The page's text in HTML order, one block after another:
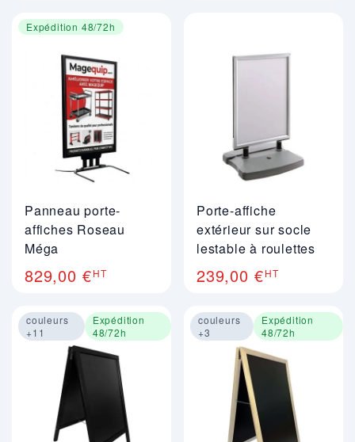
Expédition 48/72h
Panneau porte-
affiches Roseau
Méga
829,00 €HT
Porte-affiche
extérieur sur socle
lestable à roulettes
239,00 €HT
couleurs
+11
Expédition
48/72h
Image 1 sur 4
couleurs
+3
Expédition
48/72h
Image 1 sur 4